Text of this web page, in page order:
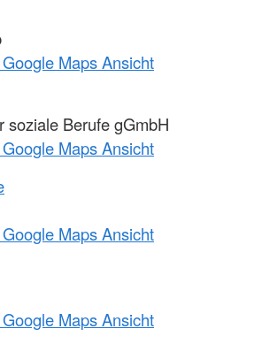
Maps Ansicht
soziale Berufe gGmbH
Maps Ansicht
Maps Ansicht
Maps Ansicht